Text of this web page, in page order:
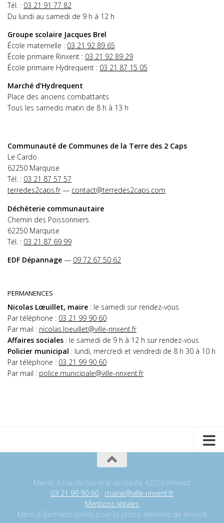
Tél. : 03 21 91 77 82
Du lundi au samedi de 9 h à 12 h
Groupe scolaire Jacques Brel
École maternelle : 03 21 92 89 65
École primaire Rinxent : 03 21 92 89 29
École primaire Hydrequent : 03 21 87 15 05
Marché d’Hydrequent
Place des anciens combattants
Tous les samedis matin de 8 h à 13 h
Communauté de Communes de la Terre des 2 Caps
Le Cardo
62250 Marquise
Tél. : 03 21 87 57 57
terredes2caps.fr— contact@terredes2caps.com
Déchèterie communautaire
Chemin des Poissonniers
62250 Marquise
Tél. : 03 21 87 69 99
EDF Dépannage — 09 72 67 50 62
PERMANENCES
Nicolas Lœuillet, maire : le samedi sur rendez-vous
Par téléphone : 03 21 99 90 60
Par mail : nicolas.loeuillet@ville-rinxent.fr
Affaires sociales : le samedi de 9 h à 12 h sur rendez-vous
Policier municipal : lundi, mercredi et vendredi de 8 h 30 à 10 h
Par téléphone : 03 21 99 90 60
Par mail : police.municipale@ville-rinxent.fr
Mairie, 3 rue du Général de Gaulle 62720 Rinxent
03 21 99 90 60 - mairie@ville-rinxent.fr
Mentions légales
Merci à Bertrand Volant pour la photo aérienne de Rinxent